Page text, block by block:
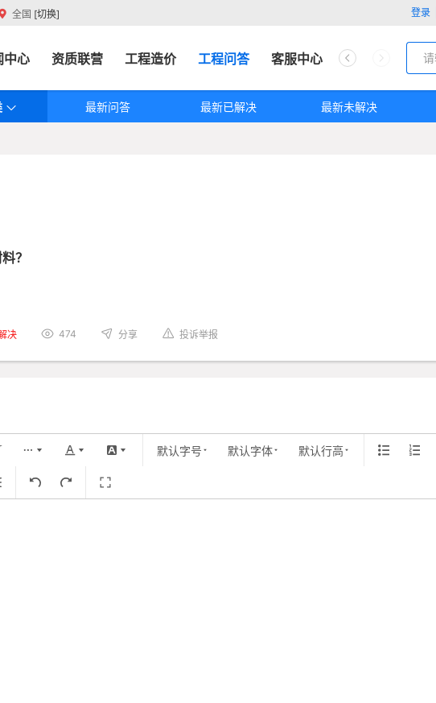
全国 [切换] 登录
中心 资质联营 工程造价 工程问答 客服中心
最新问答 最新已解决 最新未解决
？
决 474 分享 投诉举报
默认字号 默认字体 默认行高